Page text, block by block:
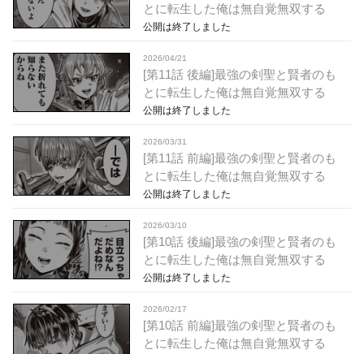
とに転生した俺は無自覚無双する
公開は終了しました
2026/04/21
[第11話 後編]最強の剣聖と賢者のも
とに転生した俺は無自覚無双する
公開は終了しました
2026/03/31
[第11話 前編]最強の剣聖と賢者のも
とに転生した俺は無自覚無双する
公開は終了しました
2026/03/10
[第10話 後編]最強の剣聖と賢者のも
とに転生した俺は無自覚無双する
公開は終了しました
2026/02/17
[第10話 前編]最強の剣聖と賢者のも
とに転生した俺は無自覚無双する